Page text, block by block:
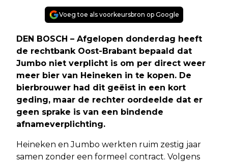
Voeg toe als voorkeursbron op Google
DEN BOSCH – Afgelopen donderdag heeft
de rechtbank Oost-Brabant bepaald dat
Jumbo niet verplicht is om per direct weer
meer bier van Heineken in te kopen. De
bierbrouwer had dit geëist in een kort
geding, maar de rechter oordeelde dat er
geen sprake is van een bindende
afnameverplichting.
Heineken en Jumbo werkten ruim zestig jaar
samen zonder een formeel contract. Volgens